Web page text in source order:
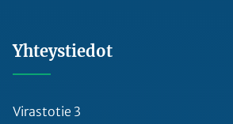
Yhteystiedot
Virastotie 3